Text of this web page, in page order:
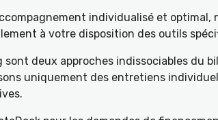
individualisé et
à votre disposition des outils
sont deux approches indissociables du
uniquement des entretiens